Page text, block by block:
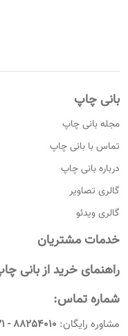
بانی چاپ
مجله بانی چاپ
تماس با بانی چاپ
درباره بانی چاپ
گالری تصاویر
گالری ویدئو
خدمات مشتریان
پیگیری سفارشات
رویه های بازگرداندن کالا
شرایط و قوانین
راهنمای خرید از بانی
نحوه ثبت سفارش
نحوه ثبت نام
شماره تماس:
مشاوره رایگان: 88254010 - 021